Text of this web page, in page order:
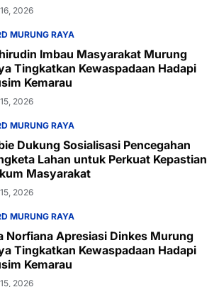
2026
MURUNG RAYA
Imbau Masyarakat Murung
Tingkatkan Kewaspadaan Hadapi
Kemarau
2026
MURUNG RAYA
Dukung Sosialisasi Pencegahan
Lahan untuk Perkuat Kepastian
Masyarakat
2026
MURUNG RAYA
Norfiana Apresiasi Dinkes Murung
Tingkatkan Kewaspadaan Hadapi
Kemarau
2026